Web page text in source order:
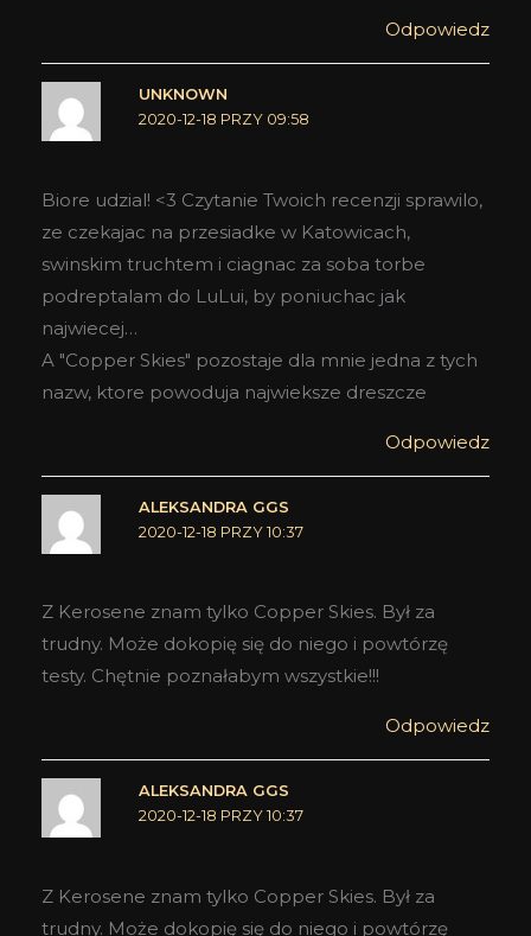
Odpowiedz
UNKNOWN
2020-12-18 PRZY 09:58
Biore udzial! <3 Czytanie Twoich recenzji sprawilo,
ze czekajac na przesiadke w Katowicach,
swinskim truchtem i ciagnac za soba torbe
podreptalam do LuLui, by poniuchac jak
najwiecej…
A "Copper Skies" pozostaje dla mnie jedna z tych
nazw, ktore powoduja najwieksze dreszcze
Odpowiedz
ALEKSANDRA GGS
2020-12-18 PRZY 10:37
Z Kerosene znam tylko Copper Skies. Był za
trudny. Może dokopię się do niego i powtórzę
testy. Chętnie poznałabym wszystkie!!!
Odpowiedz
ALEKSANDRA GGS
2020-12-18 PRZY 10:37
Z Kerosene znam tylko Copper Skies. Był za
trudny. Może dokopię się do niego i powtórzę